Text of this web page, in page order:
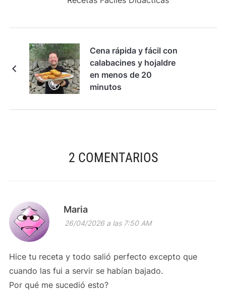
Cena rápida y fácil con
calabacines y hojaldre
en menos de 20
minutos
2 COMENTARIOS
Maria
26/04/2026 a las 7:50 AM
Hice tu receta y todo salió perfecto excepto que
cuando las fui a servir se habían bajado.
Por qué me sucedió esto?